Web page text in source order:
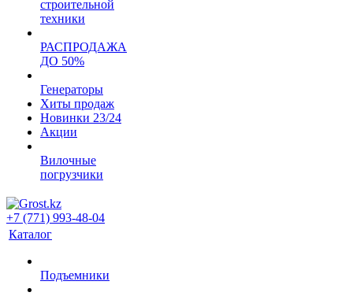
строительной
техники
РАСПРОДАЖА
ДО 50%
Генераторы
Хиты продаж
Новинки 23/24
Акции
Вилочные
погрузчики
+7 (771) 993-48-04
Каталог
Подъемники